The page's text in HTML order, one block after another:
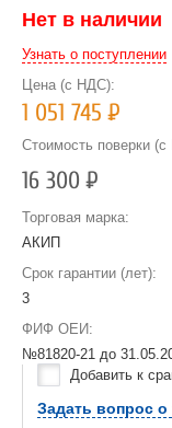
Нет в наличии
Узнать о поступлении
Цена (с НДС):
1 051 745Р
Стоимость поверки
16 300Р
Торговая марка:
АКИП
Срок гарантии (лет):
3
ФИФ ОЕИ:
№81820-21 до
Добавить к
Задать вопрос о